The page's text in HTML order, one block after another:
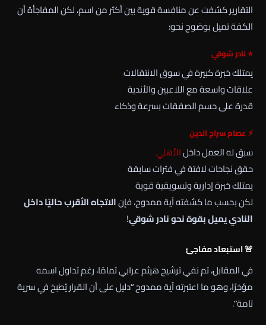
التقارير كشفت عن منافسة قوية بين أكثر من اسم، لكن المفاجأة أن
الكفة تميل بوضوح نحو:
⭐نادر شوقي
يمتلك خبرة كبيرة في سوق الانتقالات
علاقات واسعة مع اللاعبين والأندية
قدرة على حسم الصفقات بسرعة وذكاء
⚡عصام سراج الدين
سبق له العمل داخلالأهلي
حقق نجاحات لافتة في فترات سابقة
يمتلك خبرة إدارية وتسويقية قوية
لكن بحسب ما كشفته آية ممدوح، فإنالاتجاه الأقرب حاليًا داخل
النادي يميل بقوة نحو نادر شوقي!
🚨 استبعاد مفاجئ
في المقابل، تم نفي ترشيحهيثم عرابيتمامًا، رغم تداول اسمه
مؤخرًا، وهو ما اعتبرته آية ممدوح “دليل على أن القرار يُطبخ في سرية
تامة”.